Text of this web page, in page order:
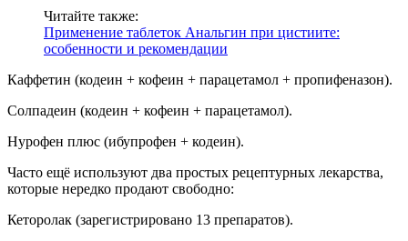
Читайте также:
Применение таблеток Анальгин при цистиите:
особенности и рекомендации
Каффетин (кодеин + кофеин + парацетамол + пропифеназон).
Солпадеин (кодеин + кофеин + парацетамол).
Нурофен плюс (ибупрофен + кодеин).
Часто ещё используют два простых рецептурных лекарства,
которые нередко продают свободно:
Кеторолак (зарегистрировано 13 препаратов).